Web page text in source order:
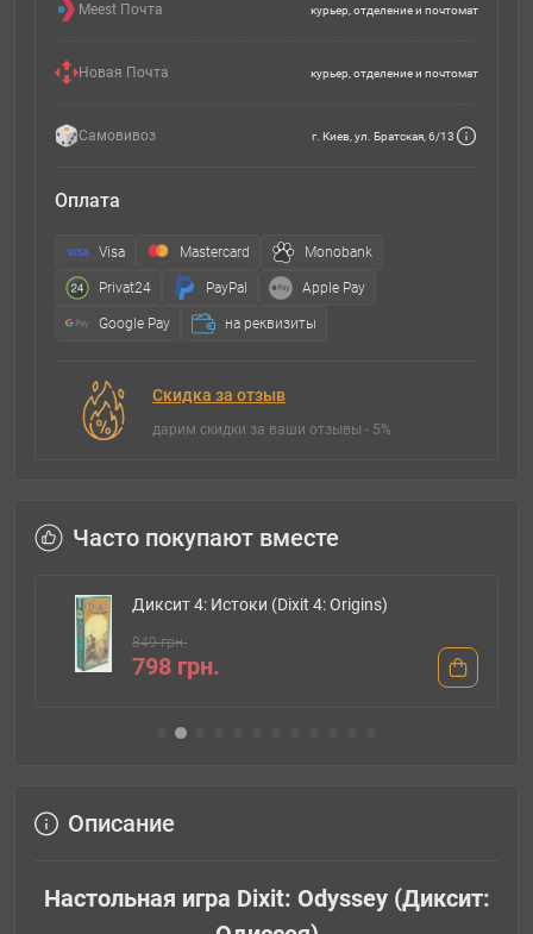
Meest Почта курьер, отделение и почтомат
Новая Почта курьер, отделение и почтомат
Самовивоз г. Киев, ул. Братская, 6/13
Оплата
Visa Mastercard Monobank
Privat24 PayPal Apple Pay
Google Pay на реквизиты
Скидка за отзыв
дарим скидки за ваши отзывы - 5%
Часто покупают вместе
Диксит 4: Истоки (Dixit 4: Origins)
849 грн.
798 грн.
Описание
Настольная игра Dixit: Odyssey (Диксит: